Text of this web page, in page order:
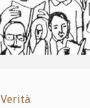
Verità